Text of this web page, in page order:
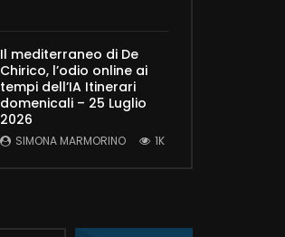
Il mediterraneo di De
Chirico, l’odio online ai
tempi dell’IA Itinerari
domenicali – 25 Luglio
2026
SIMONA MARMORINO 1K